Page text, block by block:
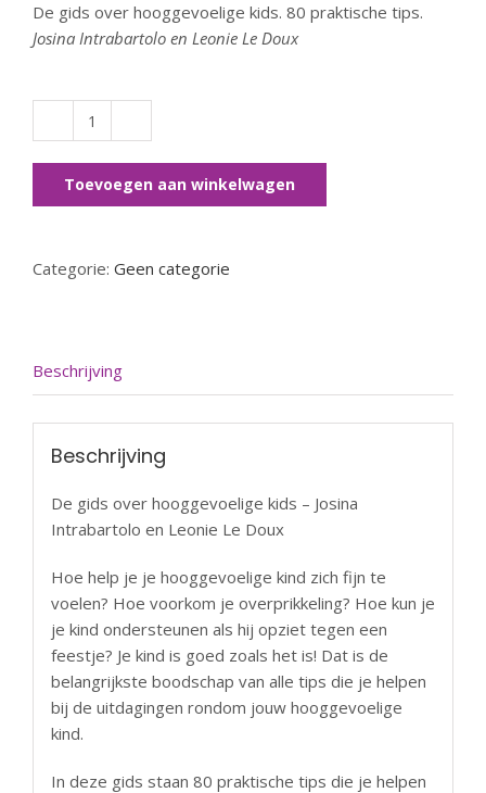
De gids over hooggevoelige kids. 80 praktische tips.
Josina Intrabartolo en Leonie Le Doux
De
gids
over
hooggevoelige
aantal
Toevoegen aan winkelwagen
Categorie: Geen categorie
Beschrijving
Beschrijving
De gids over hooggevoelige kids – Josina
Intrabartolo en Leonie Le Doux
Hoe help je je hooggevoelige kind zich fijn te
voelen? Hoe voorkom je overprikkeling? Hoe kun je
je kind ondersteunen als hij opziet tegen een
feestje? Je kind is goed zoals het is! Dat is de
belangrijkste boodschap van alle tips die je helpen
bij de uitdagingen rondom jouw hooggevoelige
kind.
In deze gids staan 80 praktische tips die je helpen